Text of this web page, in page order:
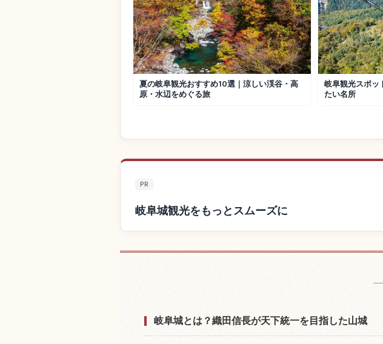
夏の岐阜観光おすすめ10選｜涼しい渓谷・高
原・水辺をめぐる旅
岐阜観光スポッ
たい名所
PR
岐阜城観光をもっとスムーズに
岐阜城とは？織田信長が天下統一を目指した山城